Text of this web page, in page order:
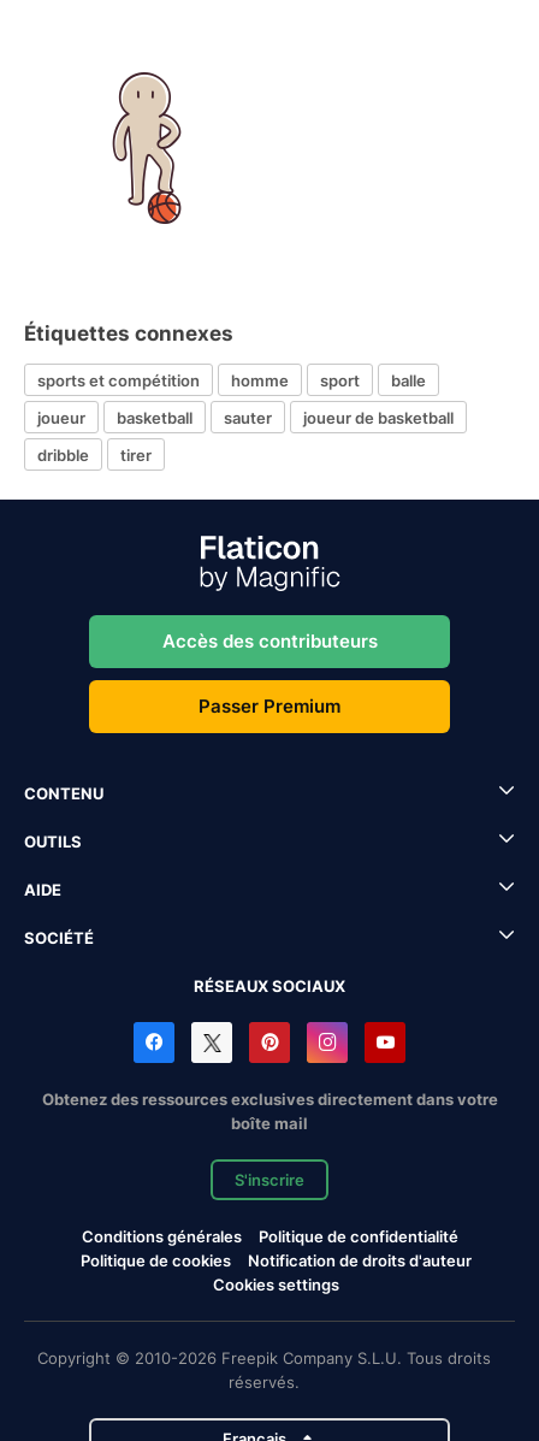
Étiquettes connexes
sports et compétition homme sport
balle
joueur
basketball sauter
joueur de basketball
dribble
tirer
Accès des contributeurs
Passer Premium
CONTENU
OUTILS
AIDE
SOCIÉTÉ
RÉSEAUX SOCIAUX
Obtenez des ressources exclusives directement dans votre
boîte mail
S'inscrire
Conditions générales
Politique de confidentialité
Politique de cookies
Notification de droits d'auteur
Cookies settings
Copyright © 2010-2026 Freepik Company S.L.U. Tous droits
réservés.